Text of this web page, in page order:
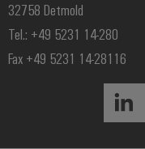
32758 Detmold
Tel.: +49 5231 14-280
Fax +49 5231 14-28116